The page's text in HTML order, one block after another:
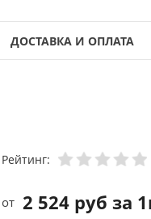
ДОСТАВКА И ОПЛАТА
Рейтинг:
2 524 руб за
от